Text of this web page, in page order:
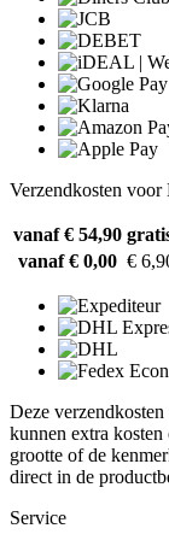
Verzendkosten voor
vanaf € 54,90
vanaf € 0,00 €
Deze
kunnen extra
grootte of de
direct in de
Service